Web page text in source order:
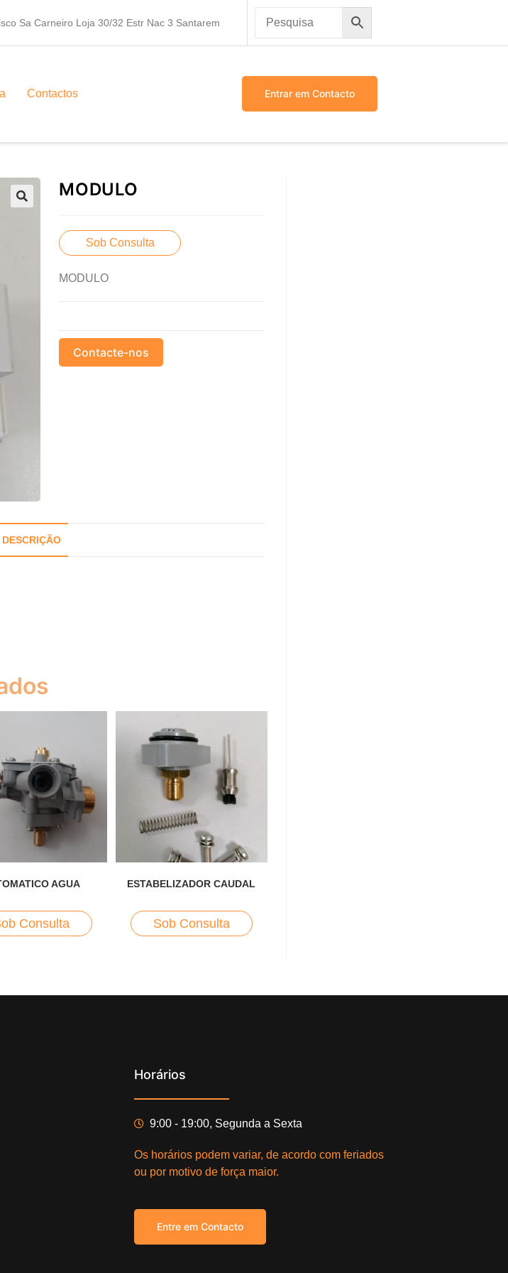
Sa Carneiro Loja 30/32 Estr Nac 3 Santarem
Contactos Entrar em Contacto
MODULO
Sob Consulta
MODULO
Contacte-nos
DESCRIÇÃO
AGUA
Consulta
ESTABELIZADOR CAUDAL
Sob Consulta
Horários
9:00 - 19:00, Segunda a Sexta
Os horários podem variar, de acordo com feriados
ou por motivo de força maior.
Entre em Contacto